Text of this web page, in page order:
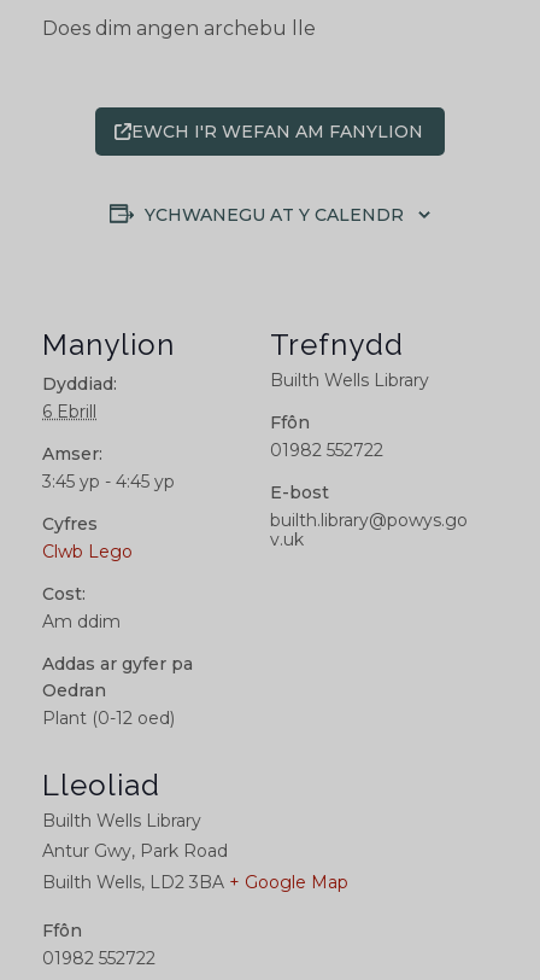
Does dim angen archebu lle
EWCH I'R WEFAN AM FANYLION
YCHWANEGU AT Y CALENDR
Manylion
Dyddiad:
6 Ebrill
Amser:
3:45 yp - 4:45 yp
Cyfres
Clwb Lego
Cost:
Am ddim
Addas ar gyfer pa
Oedran
Plant (0-12 oed)
Lleoliad
Builth Wells Library
Antur Gwy, Park Road
Builth Wells, LD2 3BA + Google Map
Ffôn
01982 552722
Trefnydd
Builth Wells Library
Ffôn
01982 552722
E-bost
builth.library@powys.go
v.uk